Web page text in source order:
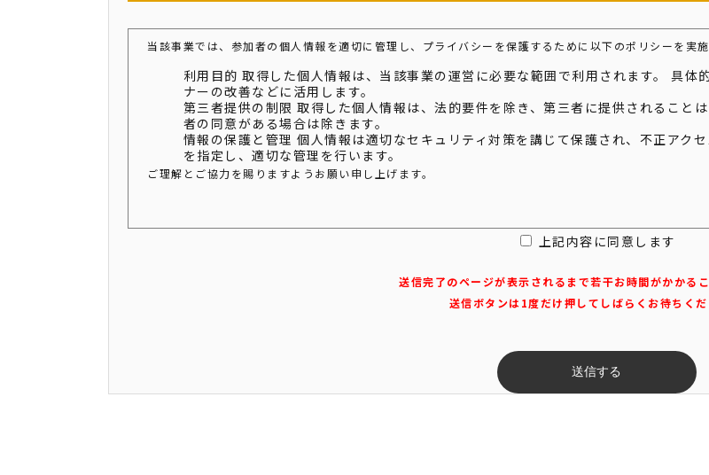
当該事業では、参加者の個人情報を適切に管理し、プライバシーを保護するために以下のポリシーを実施
利用目的 取得した個人情報は、当該事業の運営に必要な範囲で利用されます。 具体
ナーの改善などに活用します。
第三者提供の制限 取得した個人情報は、法的要件を除き、第三者に提供されること
者の同意がある場合は除きます。
情報の保護と管理 個人情報は適切なセキュリティ対策を講じて保護され、不正アク
を指定し、適切な管理を行います。
ご理解とご協力を賜りますようお願い申し上げます。
上記内容に同意します
送信完了のページが表示されるまで若干お時間がかかる
送信ボタンは1度だけ押してしばらくお待ちくだ